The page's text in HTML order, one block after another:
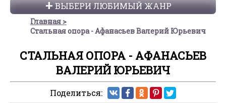
ВЫБЕРИ ЛЮБИМЫЙ ЖАНР
Главная
Стальная опора - Афанасьев Валерий Юрьевич
СТАЛЬНАЯ ОПОРА - АФАНАСЬЕВ
ВАЛЕРИЙ ЮРЬЕВИЧ
Поделиться: